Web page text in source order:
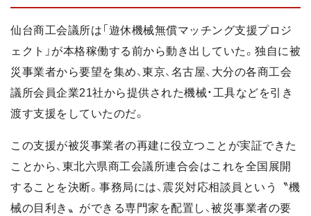
仙台商工会議所は「遊休機械無償マッチング支援プロジ
ェクト」が本格稼働する前から動き出していた。独自に被
災事業者から要望を集め、東京、名古屋、大分の各商工会
議所会員企業21社から提供された機械・工具などを引き
渡す支援をしていたのだ。
この支援が被災事業者の再建に役立つことが実証できた
ことから、東北六県商工会議所連合会はこれを全国展開
することを決断。事務局には、震災対応相談員という〝機
械の目利き〟ができる専門家を配置し、被災事業者の要